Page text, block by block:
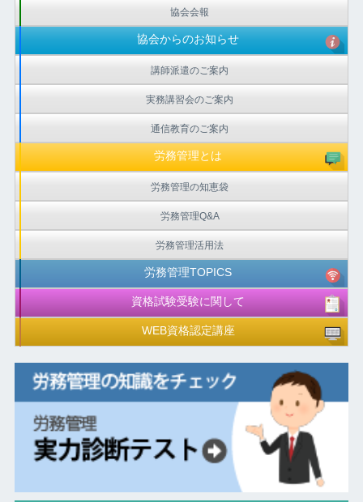
協会会報
協会からのお知らせ
講師派遣のご案内
実務講習会のご案内
通信教育のご案内
労務管理とは
労務管理の知恵袋
労務管理Q&A
労務管理活用法
労務管理TOPICS
資格試験受験に関して
WEB資格認定講座